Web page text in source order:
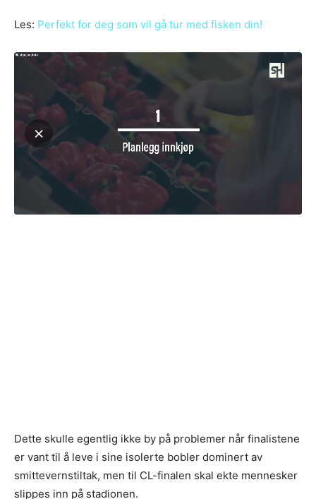
Les: Perfekt for deg som vil gå tur med fisken din!
Dette skulle egentlig ikke by på problemer når finalistene
er vant til å leve i sine isolerte bobler dominert av
smittevernstiltak, men til CL-finalen skal ekte mennesker
slippes inn på stadionen.